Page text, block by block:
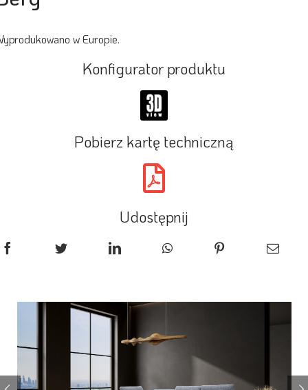
w Europie.
Konfigurator produktu
Pobierz kartę techniczną
Udostępnij